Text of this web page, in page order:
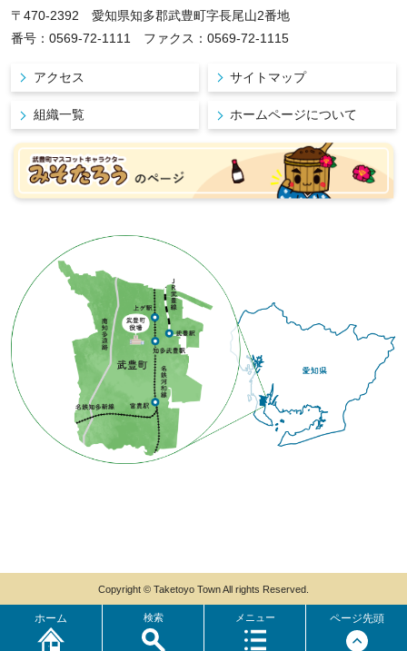
ホーム 検索 メニュー
〒470-2392 愛知県知多郡武豊町字長尾山2番地
番号：0569-72-1111 ファクス：0569-72-1115
アクセス サイトマップ
組織一覧 ホームページについて
Copyright © Taketoyo Town All rights Reserved.